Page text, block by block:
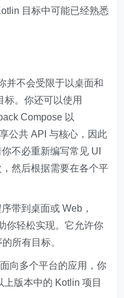
目标中可能已经熟悉
并不会受限于以桌面和
标。你还可以使用
Compose 以
公共 API 与核心，因此
不必重新编写常见 UI
然后根据需要在各个平
带到桌面或 Web，
你轻松实现。它允许你
所有目标。
向多个平台的应用，你
版本中的 Kotlin 项目